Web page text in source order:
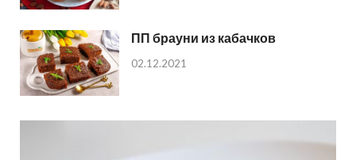
ПП брауни из кабачков
02.12.2021